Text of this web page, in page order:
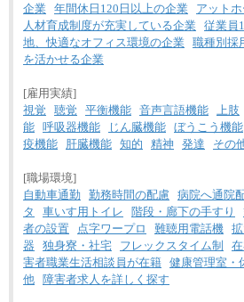
企業 年間休日120日以上の企業
アット
人材育成制度が充実している企業 従業員
地、快適なオフィス環境の企業 職種別採
を活かせる企業
[雇用実績]
視覚
聴覚 平衡機能 音声言語機能 上肢
能 呼吸器機能 じん臓機能 ぼうこう機能
疫機能
肝臓機能 知的 精神 発達 その
[職場環境]
自動車通勤
勤務時間の配慮 病院へ通院
タ
車いす用トイレ 階段・廊下の手すり
者の設置
点字ワープロ 難聴用電話機
器
独身寮・社宅 フレックスタイム制
害者職業生活相談員が在籍 健康管理室・
他
障害者求人を詳しく探す